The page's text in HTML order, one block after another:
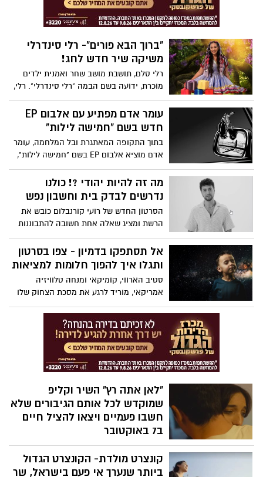
"ברוך הבא פורים"- רלי סינדרלי
משיקה שיר חדש לחג!
רלי סלם, תושבת מושב שחר ואמנית ילדים
מוכרת, ידועה בשם הבמה "רלי סינדרלי". רלי,
בת 35, נשואה לאורי ואמא לשני ילדים, גאיה
וארי, עוסקת כבר שנים בתחום הפקות
ופעילויות לילדים. לכבוד חג פורים, משיקה
מיוחד ל"יישובניק נט", היא מספרת על הסיבה
להשקת השיר ועל הקשר המיוחד שלה לחג
עומר אדם מפתיע עם אלבום EP
חדש בשם "חמישה לילות"
בתוך התקופה המאתגרת ובל המלחמה, עומר
אדם מוציא אלבום EP בשם "חמישה לילות",
עם חמישה שירים חדשים: "מבת ים ועד
הנצח", "אקדח", "כסף או דמעות", "לילות
וקללות" ו"רק שלך".אדם שיתף פעולה עם
יוצרים מוערכים, בניהם אושר כהן, גיל ווין וג'ו
כהן, טל קסטיאל, משה בן אברהם ואופק
יקותיאל, רז קופרמן ועדן אטד, עומרי דהן
ואלירן אליהו ועוד.
מה זה להיות יהודי ?! כולנו
נדרשים לבדק בית וחשבון נפש
הסרטון החדש של רועי קורנבלום כובש את
הרשת ומציג שאלה אחת חשובה להתבוננות
פנימית מה זה להיות יהודי ? שווה צפייה
אל תסתפקו בדמיון - צפו בסרטון
ותגלו איך להפוך חלומות למציאות
סטיב הארווי, קומיקאי ומנחה טלוויזיה
אמריקאי, מוריד לרגע את מסכת הצחוק שלו
ומסביר בצורה ברורה וממלאת השראה את
משנתו שלו – ״אם תדמיינו, אין זו אגדה״.
"לאן אתה רץ" השיר וקליפ
שמוקדש לכל אותם הגיבורים שלא
חשבו פעמיים ויצאו להציל חיים
ב7 באוקטובר
לזכרם של נדב עמיקם, שחר אביאני, אורי
רוסו, טל איילון, אופיר ליבשטיין, אביב ברעם
ואבי הנדי, יהי זכרם ברוך, גיבורי כיתת הכוננות
קונצרט מולדת- הקונצרט הגדול
ביותר שנערך אי פעם בישראל, שר